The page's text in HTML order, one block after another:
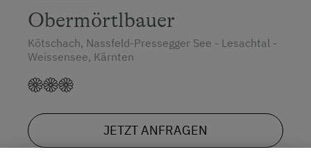
Obermörtlbauer
Kötschach, Nassfeld-Pressegger See - Lesachtal -
Weissensee, Kärnten
JETZT ANFRAGEN